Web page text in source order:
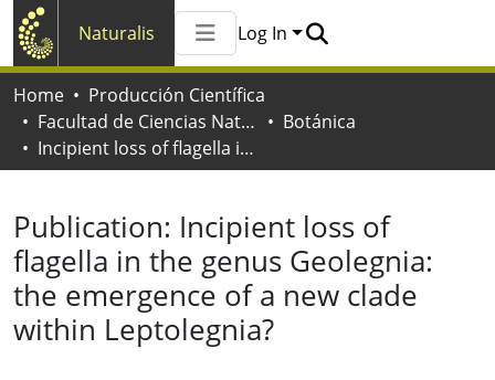
Naturalis
All of Naturalis
Log In
Home
Producción Científica
Facultad de Ciencias Naturales y Museo
Botánica
Incipient loss of flagella in the genus Geolegnia: the emergence of a new clade within Leptolegnia?
Publication: Incipient loss of
flagella in the genus Geolegnia:
the emergence of a new clade
within Leptolegnia?